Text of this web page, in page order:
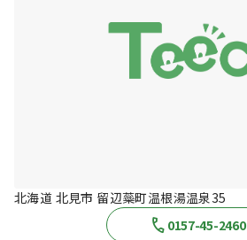
北海道 北見市 留辺蘂町温根湯温泉35
0157-45-2460